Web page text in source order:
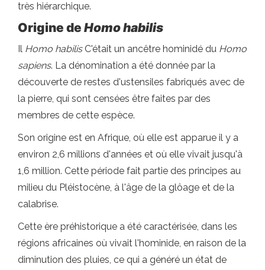
très hiérarchique.
Origine de Homo habilis
Il Homo habilisC'était un ancêtre hominidé du Homo
sapiens. La dénomination a été donnée par la
découverte de restes d'ustensiles fabriqués avec de
la pierre, qui sont censées être faites par des
membres de cette espèce.
Son origine est en Afrique, où elle est apparue il y a
environ 2,6 millions d'années et où elle vivait jusqu'à
1,6 million. Cette période fait partie des principes au
milieu du Pléistocène, à l'âge de la glôage et de la
calabrise.
Cette ère préhistorique a été caractérisée, dans les
régions africaines où vivait l'hominide, en raison de la
diminution des pluies, ce qui a généré un état de